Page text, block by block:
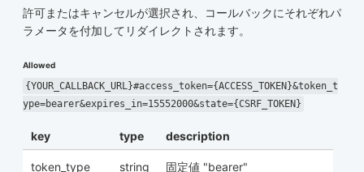
許可またはキャンセルが選択され、コールバックにそれぞれパ
ラメータを付加してリダイレクトされます。
Allowed
{YOUR_CALLBACK_URL}#access_token={ACCESS_TOKEN}&token_t
ype=bearer&expires_in=15552000&state={CSRF_TOKEN}
key type description
token_type string 固定値 "bearer"